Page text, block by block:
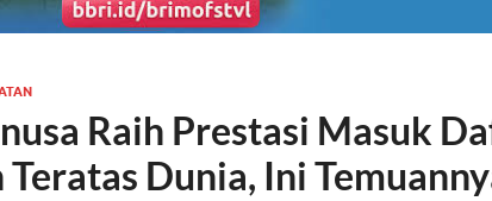
Raih Prestasi Masuk
Dunia, Ini